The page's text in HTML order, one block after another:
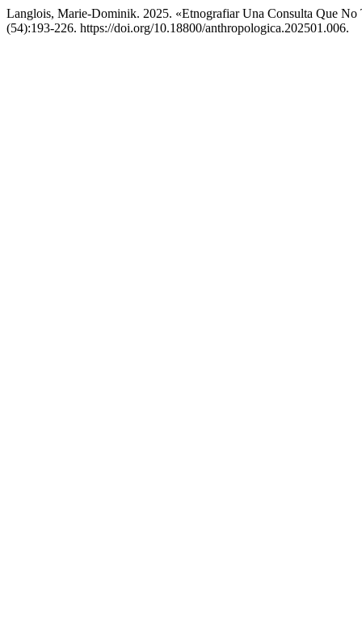
Langlois, Marie-Dominik. 2025. «Etnografiar Una Consulta Que
(54):193-226. https://doi.org/10.18800/anthropologica.202501.006.